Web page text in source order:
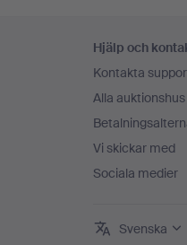
Hjälp och
Kontakta
Alla auktionshus
Vi skickar med
Sociala medier
Svenska